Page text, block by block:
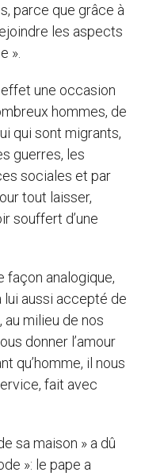
parce que grâce à
les aspects
».
une occasion
hommes, de
qui sont migrants,
guerres, les
sociales et par
tout laisser,
souffert d’une
façon analogique,
lui aussi accepté de
au milieu de nos
donner l’amour
qu’homme, il nous
fait avec
sa maison » a dû
»: le pape a